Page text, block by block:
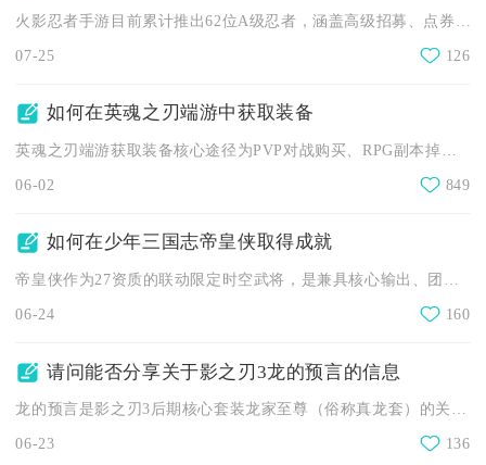
07-25 126
如何在英魂之刃端游中获取装备
06-02 849
如何在少年三国志帝皇侠取得成就
06-24 160
请问能否分享关于影之刃3龙的预言的信息
06-23 136